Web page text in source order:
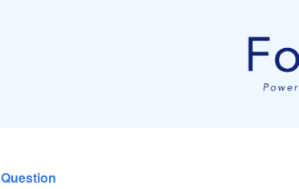
Question